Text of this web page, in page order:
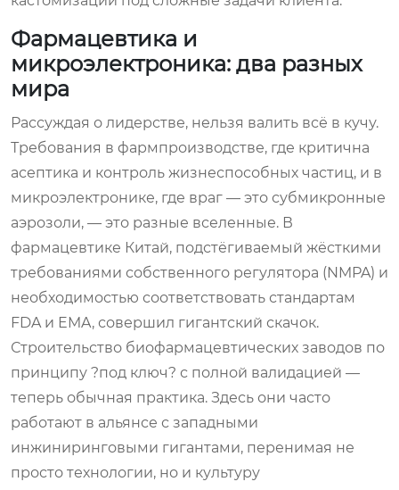
Фармацевтика и
микроэлектроника: два разных
мира
Рассуждая о лидерстве, нельзя валить всё в кучу.
Требования в фармпроизводстве, где критична
асептика и контроль жизнеспособных частиц, и в
микроэлектронике, где враг — это субмикронные
аэрозоли, — это разные вселенные. В
фармацевтике Китай, подстёгиваемый жёсткими
требованиями собственного регулятора (NMPA) и
необходимостью соответствовать стандартам
FDA и EMA, совершил гигантский скачок.
Строительство биофармацевтических заводов по
принципу ?под ключ? с полной валидацией —
теперь обычная практика. Здесь они часто
работают в альянсе с западными
инжиниринговыми гигантами, перенимая не
просто технологии, но и культуру